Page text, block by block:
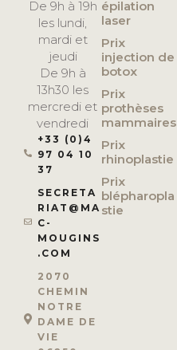
De 9h à 19h
les lundi,
mardi et
jeudi
De 9h à
13h30 les
mercredi et
vendredi
+33 (0)4
97 04 10
37
SECRETA
RIAT@MA
C-
MOUGINS
.COM
2070
CHEMIN
NOTRE
DAME DE
VIE
épilation
laser
Prix
injection de
botox
Prix
prothèses
mammaires
Prix
rhinoplastie
Prix
blépharopla
stie